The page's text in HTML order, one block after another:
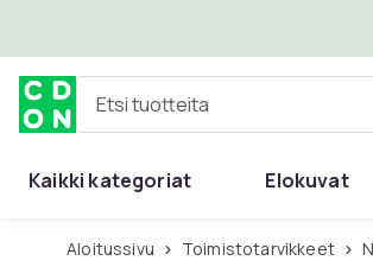
Etsi tuotteita
Kaikki kategoriat Elokuvat
Aloitussivu Toimistotarvikkeet